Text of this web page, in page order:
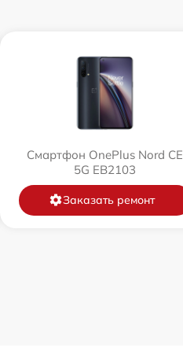
Смартфон OnePlus Nord CE
5G EB2103
Заказать ремонт